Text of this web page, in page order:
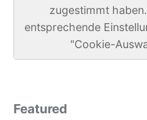
zugestimmt
entsprechende
"Cookie-
Featured